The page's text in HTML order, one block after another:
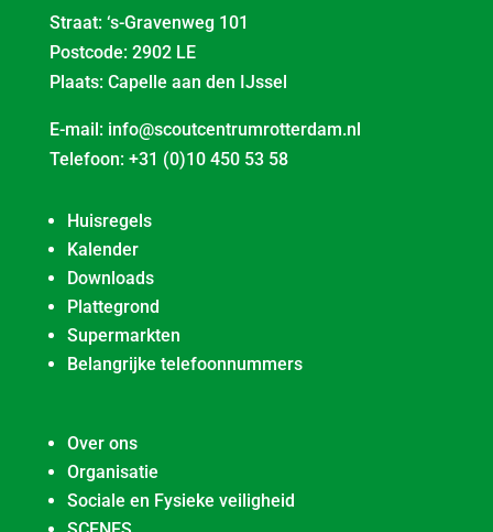
Straat: ‘s-Gravenweg 101
Postcode: 2902 LE
Plaats: Capelle aan den IJssel
E-mail: info@scoutcentrumrotterdam.nl
Telefoon: +31 (0)10 450 53 58
Huisregels
Kalender
Downloads
Plattegrond
Supermarkten
Belangrijke telefoonnummers
Over ons
Organisatie
Sociale en Fysieke veiligheid